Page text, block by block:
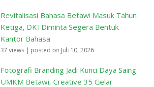
Revitalisasi Bahasa Betawi Masuk Tahun
Ketiga, DKI Diminta Segera Bentuk
Kantor Bahasa
37 views | posted on Juli 10, 2026
Fotografi Branding Jadi Kunci Daya Saing
UMKM Betawi, Creative 35 Gelar